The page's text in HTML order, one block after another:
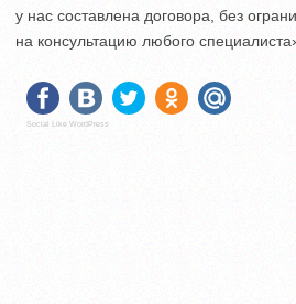
у нас составлена договора, без
на консультацию любого
Social Like WordPress